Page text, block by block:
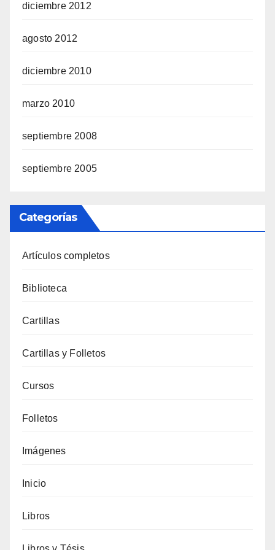
diciembre 2012
agosto 2012
diciembre 2010
marzo 2010
septiembre 2008
septiembre 2005
Categorías
Artículos completos
Biblioteca
Cartillas
Cartillas y Folletos
Cursos
Folletos
Imágenes
Inicio
Libros